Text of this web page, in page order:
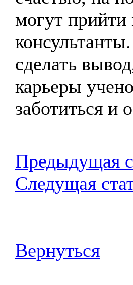
могут
сделать
карьеры
заботиться и
Предыдущая
Следущая
Вернуться